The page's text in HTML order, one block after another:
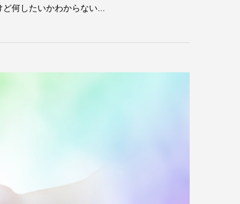
何したいかわからない...